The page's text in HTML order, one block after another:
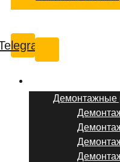
Демонтажные